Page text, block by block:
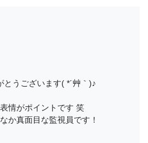
うございます( *´艸｀)♪
情がポイントです 笑
か真面目な監視員です！